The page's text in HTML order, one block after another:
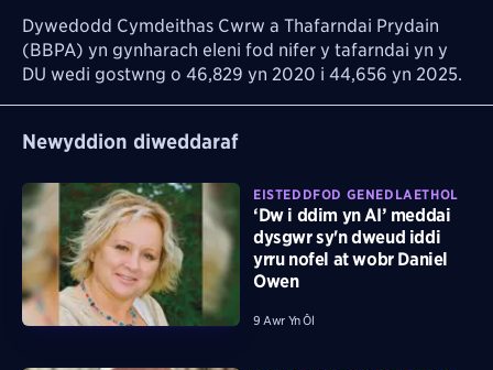
Dywedodd Cymdeithas Cwrw a Thafarndai Prydain
(BBPA) yn gynharach eleni fod nifer y tafarndai yn y
DU wedi gostwng o 46,829 yn 2020 i 44,656 yn 2025.
Newyddion diweddaraf
EISTEDDFOD GENEDLAETHOL
‘Dw i ddim yn AI’ meddai
dysgwr sy'n dweud iddi
yrru nofel at wobr Daniel
Owen
9 Awr Yn Ôl